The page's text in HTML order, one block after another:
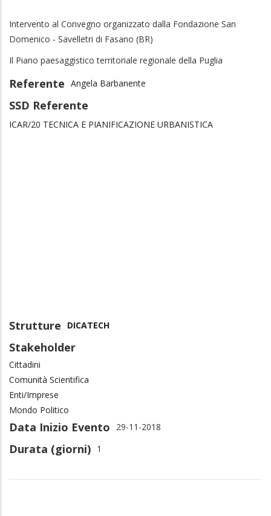
Intervento al Convegno organizzato dalla Fondazione San
Domenico - Savelletri di Fasano (BR)
Il Piano paesaggistico territoriale regionale della Puglia
Referente Angela Barbanente
SSD Referente
ICAR/20 TECNICA E PIANIFICAZIONE URBANISTICA
Strutture DICATECH
Stakeholder
Cittadini
Comunità Scientifica
Enti/Imprese
Mondo Politico
Data Inizio Evento 29-11-2018
Durata (giorni) 1